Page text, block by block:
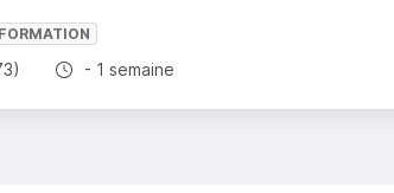
: Durée totale :
- 1 semaine